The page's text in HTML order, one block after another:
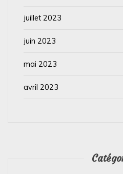
juillet 2023
juin 2023
mai 2023
avril 2023